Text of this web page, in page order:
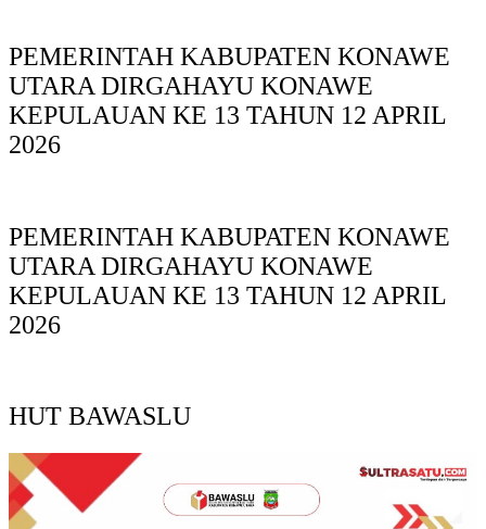
PEMERINTAH KABUPATEN KONAWE
UTARA DIRGAHAYU KONAWE
KEPULAUAN KE 13 TAHUN 12 APRIL
2026
PEMERINTAH KABUPATEN KONAWE
UTARA DIRGAHAYU KONAWE
KEPULAUAN KE 13 TAHUN 12 APRIL
2026
HUT BAWASLU